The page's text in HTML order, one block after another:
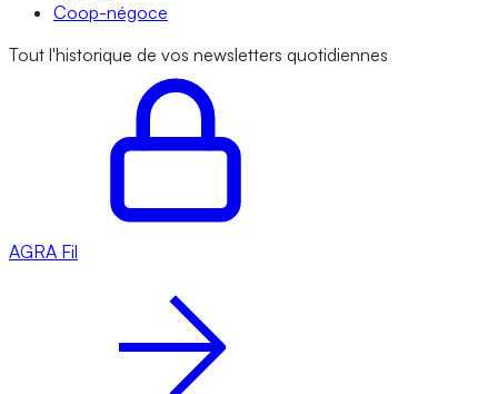
Coop-négoce
Tout l'historique de vos newsletters quotidiennes
AGRA Fil